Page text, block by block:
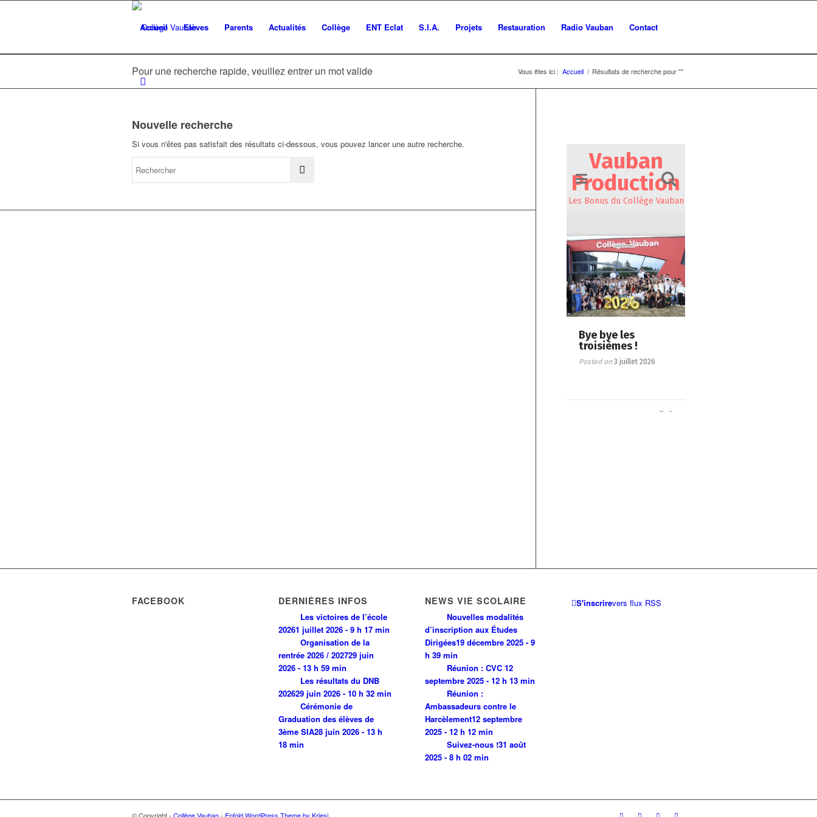
Accueil Elèves Parents Actualités Collège ENT Eclat S.I.A. Projets Restauration Radio Vauban Contact
Pour une recherche rapide, veuillez entrer un mot valide Vous êtes ici : Accueil / Résultats de recherche pour ""
Nouvelle recherche
Si vous n'êtes pas satisfait des résultats ci-dessous, vous pouvez lancer une autre recherche.
FACEBOOK DERNIÈRES INFOS
Les victoires de l’école
20261 juillet 2026 - 9 h 17 min
Organisation de la
rentrée 2026 / 202729 juin
2026 - 13 h 59 min
Les résultats du DNB
202629 juin 2026 - 10 h 32 min
Cérémonie de
Graduation des élèves de
3ème SIA28 juin 2026 - 13 h
18 min
NEWS VIE SCOLAIRE
Nouvelles modalités
d’inscription aux Études
Dirigées19 décembre 2025 - 9
h 39 min
Réunion : CVC12
septembre 2025 - 12 h 13 min
Réunion :
Ambassadeurs contre le
Harcèlement12 septembre
2025 - 12 h 12 min
Suivez-nous !31 août
2025 - 8 h 02 min
S'inscrirevers flux RSS